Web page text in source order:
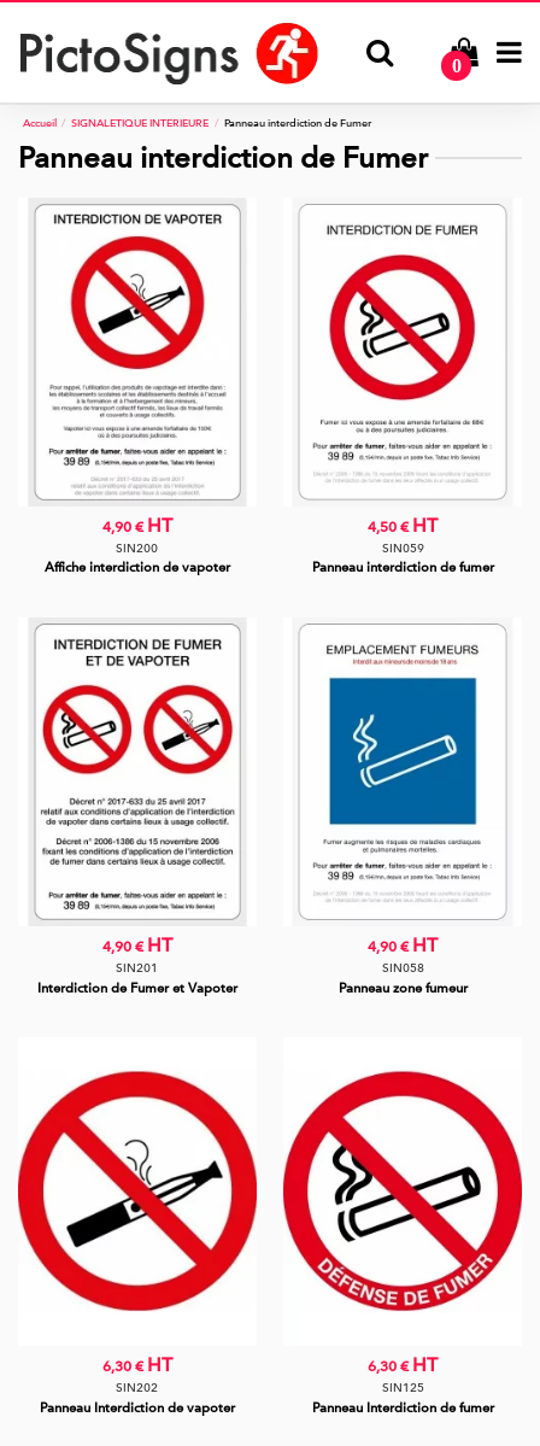
0
Accueil SIGNALETIQUE INTERIEURE Panneau interdiction de Fumer
Panneau interdiction de Fumer
Affiche interdiction de vapoter
SIN200
4,90 € HT
Panneau interdiction de fumer
SIN059
4,50 € HT
Interdiction de Fumer et Vapoter
SIN201
4,90 € HT
Panneau zone fumeur
SIN058
4,90 € HT
Panneau Interdiction de vapoter
SIN202
6,30 € HT
Panneau Interdiction de fumer
SIN125
6,30 € HT